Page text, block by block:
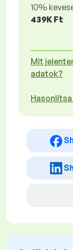
10%
439K Ft
Mit
adatok?